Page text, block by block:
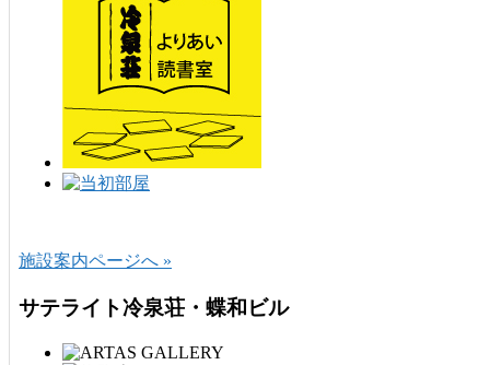
施設案内ページへ »
サテライト冷泉荘・蝶和ビル